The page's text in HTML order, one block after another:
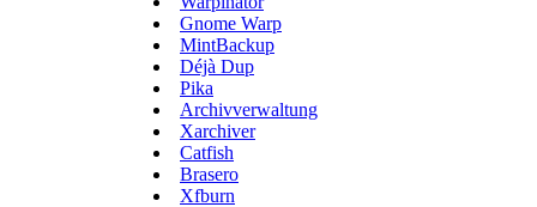
Gnome Warp
MintBackup
Déjà Dup
Pika
Archivverwaltung
Xarchiver
Catfish
Brasero
Xfburn